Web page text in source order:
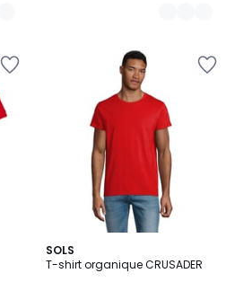
SOLS
T-shirt organique CRUSADER
24
Couleurs